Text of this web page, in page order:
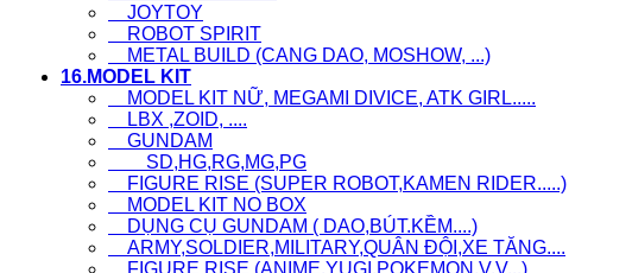
JOYTOY
ROBOT SPIRIT
METAL BUILD (CANG DAO, MOSHOW, ...)
16.MODEL KIT
MODEL KIT NỮ, MEGAMI DIVICE, ATK GIRL.....
LBX ,ZOID, ....
GUNDAM
SD,HG,RG,MG,PG
FIGURE RISE (SUPER ROBOT,KAMEN RIDER.....)
MODEL KIT NO BOX
DỤNG CỤ GUNDAM ( DAO,BÚT.KỀM....)
ARMY,SOLDIER,MILITARY,QUÂN ĐỘI,XE TĂNG....